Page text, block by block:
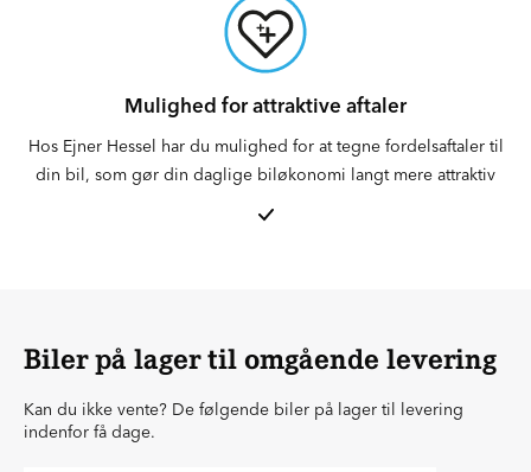
Mulighed for attraktive aftaler
Hos Ejner Hessel har du mulighed for at tegne fordelsaftaler til
din bil, som gør din daglige biløkonomi langt mere attraktiv
Biler på lager til omgående levering
Kan du ikke vente? De følgende biler på lager til levering
indenfor få dage.